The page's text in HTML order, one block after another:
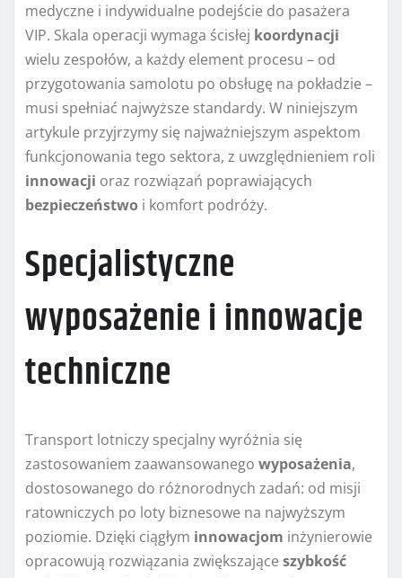
medyczne i indywidualne podejście do pasażera
VIP. Skala operacji wymaga ścisłej koordynacji
wielu zespołów, a każdy element procesu – od
przygotowania samolotu po obsługę na pokładzie –
musi spełniać najwyższe standardy. W niniejszym
artykule przyjrzymy się najważniejszym aspektom
funkcjonowania tego sektora, z uwzględnieniem roli
innowacji oraz rozwiązań poprawiających
bezpieczeństwo i komfort podróży.
Specjalistyczne
wyposażenie i innowacje
techniczne
Transport lotniczy specjalny wyróżnia się
zastosowaniem zaawansowanego wyposażenia,
dostosowanego do różnorodnych zadań: od misji
ratowniczych po loty biznesowe na najwyższym
poziomie. Dzięki ciągłym innowacjom inżynierowie
opracowują rozwiązania zwiększające szybkość